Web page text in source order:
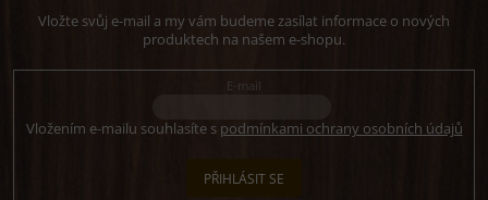
Vložte svůj e-mail a my vám budeme zasílat informace o nových
produktech na našem e-shopu.
E-mail
Vložením e-mailu souhlasíte s podmínkami ochrany osobních údajů
PŘIHLÁSIT SE